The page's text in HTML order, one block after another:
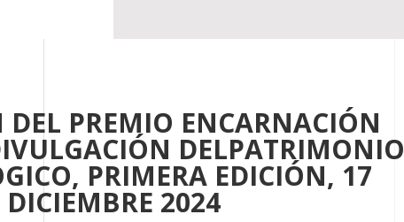
DEL PREMIO ENCARNACIÓN
DELPATRIMONIO
PRIMERA EDICIÓN, 17
DICIEMBRE 2024